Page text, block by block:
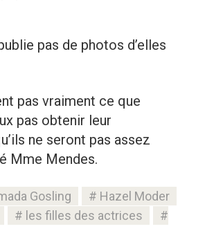
pas de photos d’elles
pas vraiment ce que
pas obtenir leur
ne seront pas assez
Mme Mendes.
Gosling
Hazel Moder
les filles des actrices